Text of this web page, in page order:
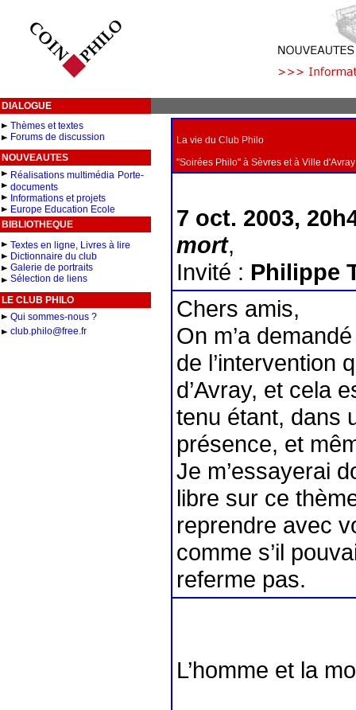
DIALOGUE
Thèmes et textes
Forums de discussion
NOUVEAUTES
Réalisations multimédia Porte-
documents
Informations et projets
Europe Education Ecole
BIBLIOTHEQUE
Textes en ligne, Livres à lire
Dictionnaire du club
Galerie de portraits
Sélection de liens
LE CLUB PHILO
Qui sommes-nous ?
club.philo@free.fr
La vie du Club Philo
"Soirées Philo" à Sèvres et à Ville d'Avray
7 oct. 2003,
mort,
Invité : Philippe
Chers amis,
On m’a
de l’intervention
d’Avray, et cela
tenu étant, dans
présence, et
Je m’essayerai
libre sur ce
reprendre avec
comme s’il
referme pas.
L’homme et la